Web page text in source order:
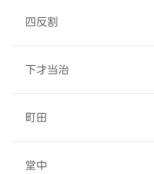
四反割
下才当治
町田
堂中